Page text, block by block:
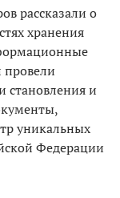
рассказали о
хранения
провели
становления и
уникальных
Федерации